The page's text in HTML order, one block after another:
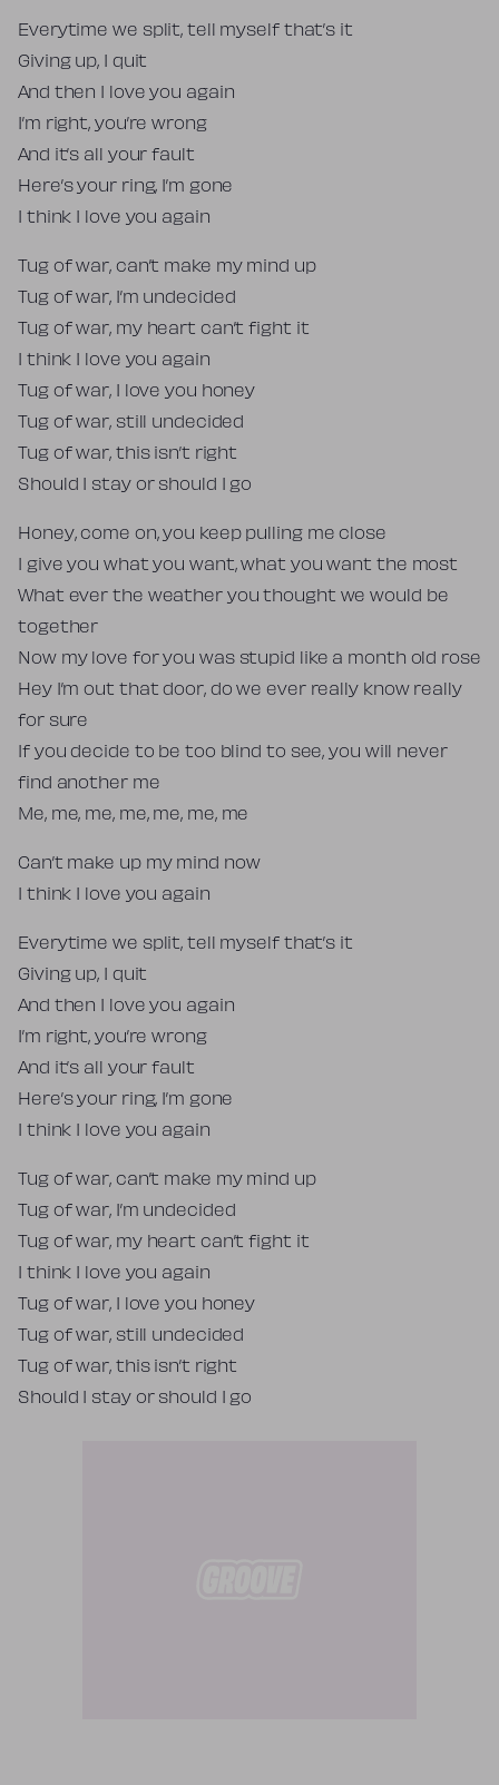
Everytime we split, tell myself that’s it
Giving up, I quit
And then I love you again
I’m right, you’re wrong
And it’s all your fault
Here’s your ring, I’m gone
I think I love you again
Tug of war, can’t make my mind up
Tug of war, I’m undecided
Tug of war, my heart can’t fight it
I think I love you again
Tug of war, I love you honey
Tug of war, still undecided
Tug of war, this isn’t right
Should I stay or should I go
Honey, come on, you keep pulling me close
I give you what you want, what you want the most
What ever the weather you thought we would be
together
Now my love for you was stupid like a month old rose
Hey I’m out that door, do we ever really know really
for sure
If you decide to be too blind to see, you will never
find another me
Me, me, me, me, me, me, me
Can’t make up my mind now
I think I love you again
Everytime we split, tell myself that’s it
Giving up, I quit
And then I love you again
I’m right, you’re wrong
And it’s all your fault
Here’s your ring, I’m gone
I think I love you again
Tug of war, can’t make my mind up
Tug of war, I’m undecided
Tug of war, my heart can’t fight it
I think I love you again
Tug of war, I love you honey
Tug of war, still undecided
Tug of war, this isn’t right
Should I stay or should I go